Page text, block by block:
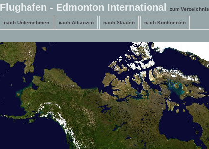
Flughafen - Edmonton International zum Verzeichnis
nach Unternehmen nach Allianzen nach Staaten nach Kontinenten